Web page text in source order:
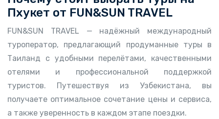
Пхукет от FUN&SUN TRAVEL
FUN&SUN TRAVEL — надёжный международный
туроператор, предлагающий продуманные туры в
Таиланд с удобными перелётами, качественными
отелями и профессиональной поддержкой
туристов. Путешествуя из Узбекистана, вы
получаете оптимальное сочетание цены и сервиса,
а также уверенность в каждом этапе поездки.